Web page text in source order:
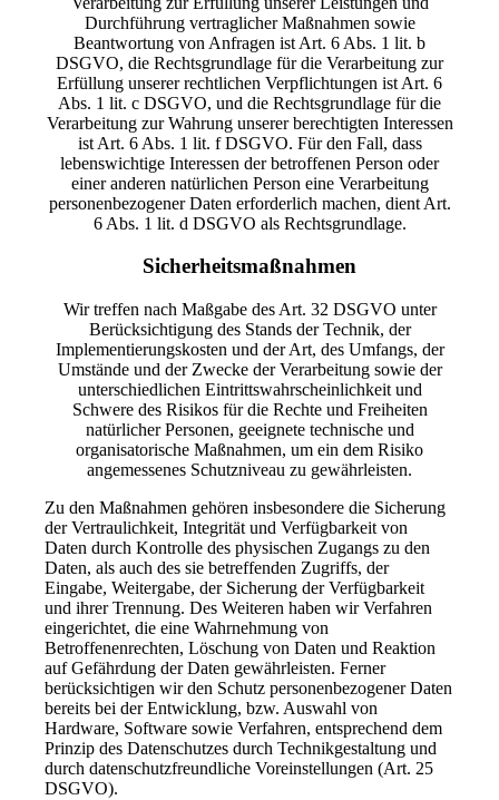
Durchführung vertraglicher Maßnahmen sowie
Beantwortung von Anfragen ist Art. 6 Abs. 1 lit. b
DSGVO, die Rechtsgrundlage für die Verarbeitung zur
Erfüllung unserer rechtlichen Verpflichtungen ist Art. 6
Abs. 1 lit. c DSGVO, und die Rechtsgrundlage für die
Verarbeitung zur Wahrung unserer berechtigten Interessen
ist Art. 6 Abs. 1 lit. f DSGVO. Für den Fall, dass
lebenswichtige Interessen der betroffenen Person oder
einer anderen natürlichen Person eine Verarbeitung
personenbezogener Daten erforderlich machen, dient Art.
6 Abs. 1 lit. d DSGVO als Rechtsgrundlage.
Sicherheitsmaßnahmen
Wir treffen nach Maßgabe des Art. 32 DSGVO unter
Berücksichtigung des Stands der Technik, der
Implementierungskosten und der Art, des Umfangs, der
Umstände und der Zwecke der Verarbeitung sowie der
unterschiedlichen Eintrittswahrscheinlichkeit und
Schwere des Risikos für die Rechte und Freiheiten
natürlicher Personen, geeignete technische und
organisatorische Maßnahmen, um ein dem Risiko
angemessenes Schutzniveau zu gewährleisten.
Zu den Maßnahmen gehören insbesondere die Sicherung
der Vertraulichkeit, Integrität und Verfügbarkeit von
Daten durch Kontrolle des physischen Zugangs zu den
Daten, als auch des sie betreffenden Zugriffs, der
Eingabe, Weitergabe, der Sicherung der Verfügbarkeit
und ihrer Trennung. Des Weiteren haben wir Verfahren
eingerichtet, die eine Wahrnehmung von
Betroffenenrechten, Löschung von Daten und Reaktion
auf Gefährdung der Daten gewährleisten. Ferner
berücksichtigen wir den Schutz personenbezogener Daten
bereits bei der Entwicklung, bzw. Auswahl von
Hardware, Software sowie Verfahren, entsprechend dem
Prinzip des Datenschutzes durch Technikgestaltung und
durch datenschutzfreundliche Voreinstellungen (Art. 25
DSGVO).